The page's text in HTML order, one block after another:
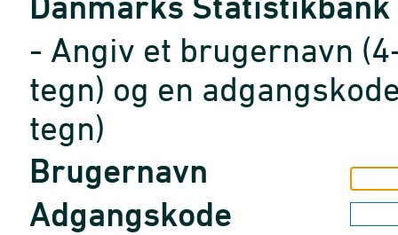
- Angiv et brugernavn
tegn) og en
tegn)
Brugernavn
Adgangskode